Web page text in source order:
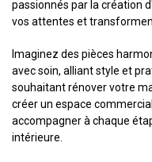
passionnés par la création
vos attentes et
Imaginez des pièces
avec soin, alliant style et
souhaitant rénover votre
créer un espace
accompagner à chaque
intérieure.